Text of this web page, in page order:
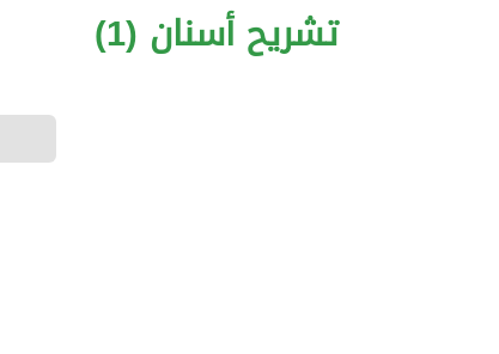
تشريح أسنان (1)